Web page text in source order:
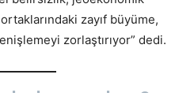
zayıf büyüme,
zorlaştırıyor” dedi.